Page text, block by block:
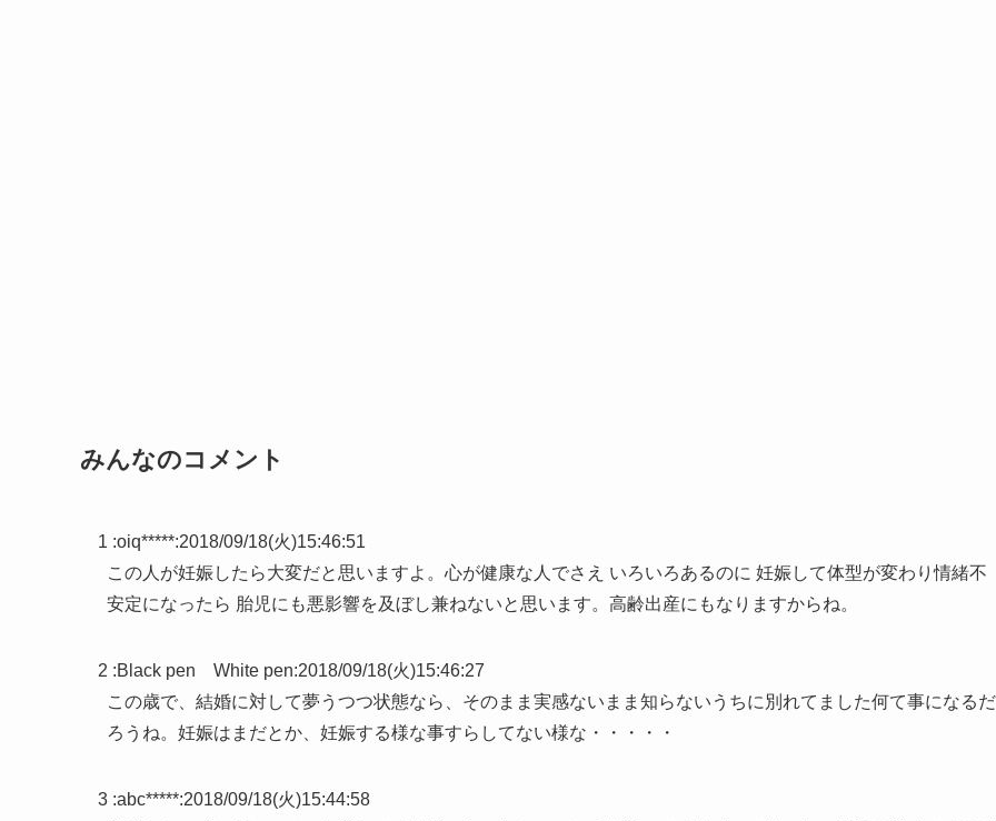
みんなのコメント
1 :oiq*****:2018/09/18(火)15:46:51
この人が妊娠したら大変だと思いますよ。心が健康な人でさえ いろいろあるのに 妊娠して体型が変わり情緒不
安定になったら 胎児にも悪影響を及ぼし兼ねないと思います。高齢出産にもなりますからね。
2 :Black pen White pen:2018/09/18(火)15:46:27
この歳で、結婚に対して夢うつつ状態なら、そのまま実感ないまま知らないうちに別れてました何て事になるだ
ろうね。妊娠はまだとか、妊娠する様な事すらしてない様な・・・・・
3 :abc*****:2018/09/18(火)15:44:58